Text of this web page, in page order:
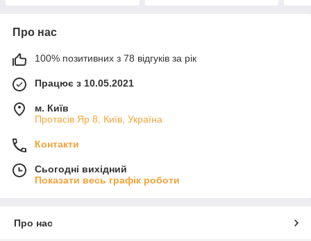
Про нас
100% позитивних з 78 відгуків за рік
Працює з 10.05.2021
м. Київ
Протасів Яр 8, Київ, Україна
Контакти
Сьогодні вихідний
Показати весь графік роботи
Про нас